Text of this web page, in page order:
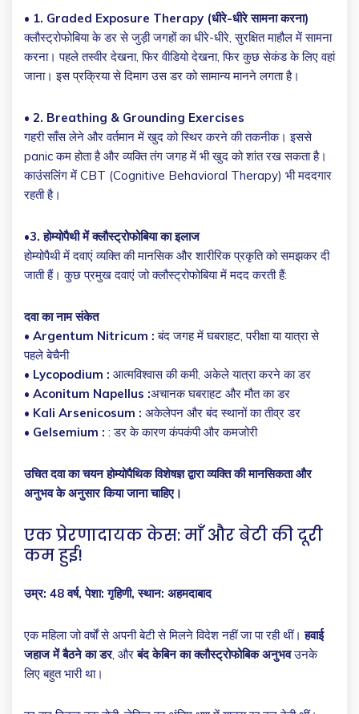
• 1. Graded Exposure Therapy (धीरे-धीरे सामना करना)
क्लौस्ट्रोफोबिया के डर से जुड़ी जगहों का धीरे-धीरे, सुरक्षित माहौल में सामना
करना। पहले तस्वीर देखना, फिर वीडियो देखना, फिर कुछ सेकंड के लिए वहां
जाना। इस प्रक्रिया से दिमाग उस डर को सामान्य मानने लगता है।
• 2. Breathing & Grounding Exercises
गहरी साँस लेने और वर्तमान में खुद को स्थिर करने की तकनीक। इससे
panic कम होता है और व्यक्ति तंग जगह में भी खुद को शांत रख सकता है।
काउंसलिंग में CBT (Cognitive Behavioral Therapy) भी मददगार
रहती है।
•3. होम्योपैथी में क्लौस्ट्रोफोबिया का इलाज
होम्योपैथी में दवाएं व्यक्ति की मानसिक और शारीरिक प्रकृति को समझकर दी
जाती हैं। कुछ प्रमुख दवाएं जो क्लौस्ट्रोफोबिया में मदद करती हैं:
दवा का नाम संकेत
• Argentum Nitricum :बंद जगह में घबराहट, परीक्षा या यात्रा से
पहले बेचैनी
• Lycopodium : आत्मविश्वास की कमी, अकेले यात्रा करने का डर
• Aconitum Napellus :अचानक घबराहट और मौत का डर
• Kali Arsenicosum : अकेलेपन और बंद स्थानों का तीव्र डर
• Gelsemium : : डर के कारण कंपकंपी और कमजोरी
उचित दवा का चयन होम्योपैथिक विशेषज्ञ द्वारा व्यक्ति की मानसिकता और
अनुभव के अनुसार किया जाना चाहिए।
एक प्रेरणादायक केस: माँ और बेटी की दूरी
कम हुई!
उम्र: 48 वर्ष, पेशा: गृहिणी, स्थान: अहमदाबाद
एक महिला जो वर्षों से अपनी बेटी से मिलने विदेश नहीं जा पा रही थीं।हवाई
जहाज में बैठने का डर, औरबंद केबिन का क्लौस्ट्रोफोबिक अनुभवउनके
लिए बहुत भारी था।